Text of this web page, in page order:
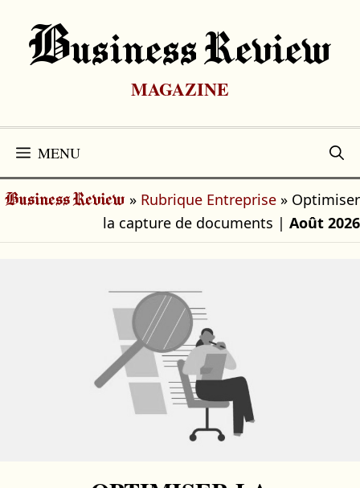
contenu
BUsiness Review
MAGAZINE
MENU
Business Review » Rubrique Entreprise » Optimiser
la capture de documents | Août 2026